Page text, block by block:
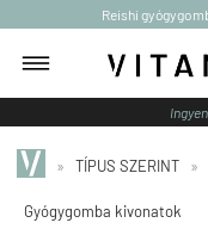
Reishi
» TÍPUS SZERINT »
Gyógygomba kivonatok